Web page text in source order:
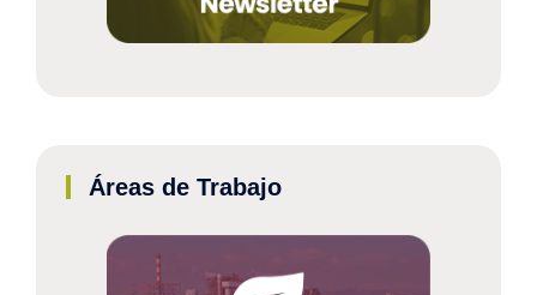
Áreas de Trabajo